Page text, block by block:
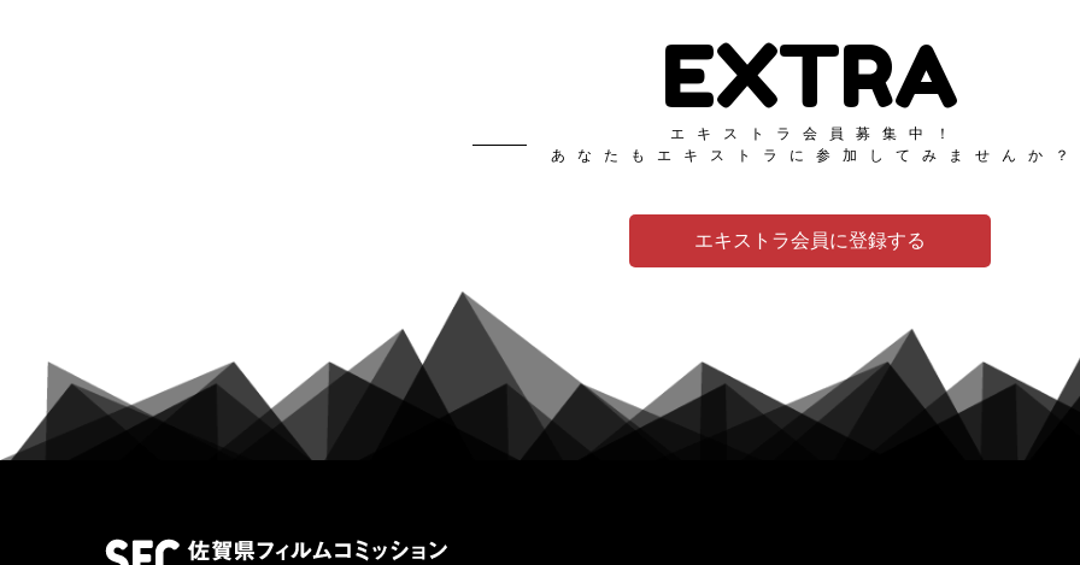
EXTRA
エキストラ会員募集中！
あなたもエキストラに参加してみませんか？
エキストラ会員に登録する